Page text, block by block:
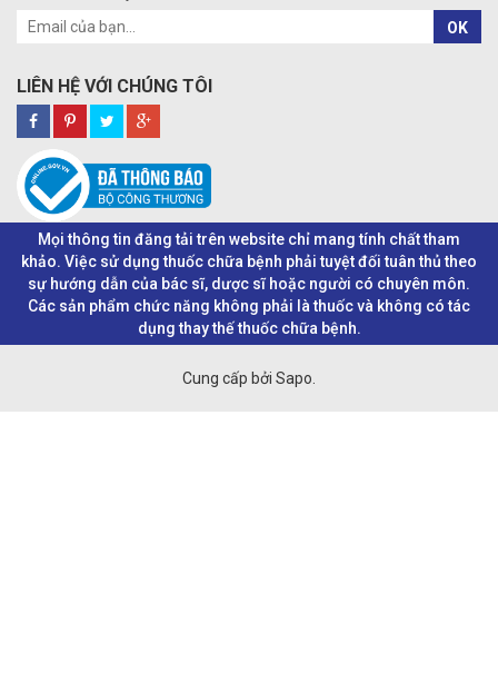
OK
LIÊN HỆ VỚI CHÚNG TÔI
Mọi thông tin đăng tải trên website chỉ mang tính chất tham
khảo. Việc sử dụng thuốc chữa bệnh phải tuyệt đối tuân thủ theo
sự hướng dẫn của bác sĩ, dược sĩ hoặc người có chuyên môn.
Các sản phẩm chức năng không phải là thuốc và không có tác
dụng thay thế thuốc chữa bệnh.
Cung cấp bởi Sapo.